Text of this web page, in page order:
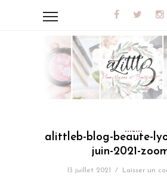
alittleb-blog-beaute-
juin-2021-
13 juillet 2021 / Laisser un